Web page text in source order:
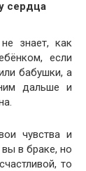
сердца
знает, как
если
бабушки, а
дальше и
чувства и
в браке, но
то